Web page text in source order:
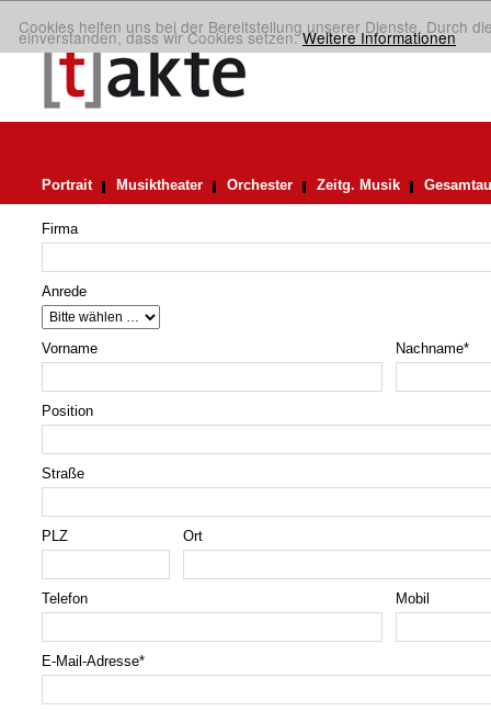
Cookies helfen uns bei der Bereitstellung unserer Dienste. Durch
einverstanden, dass wir Cookies setzen.Weitere Informationen
Portrait Musiktheater Orchester Zeitg. Musik
Firma
Anrede
Vorname Nachname*
Position
Straße
PLZ Ort
Telefon Mobil
E-Mail-Adresse*